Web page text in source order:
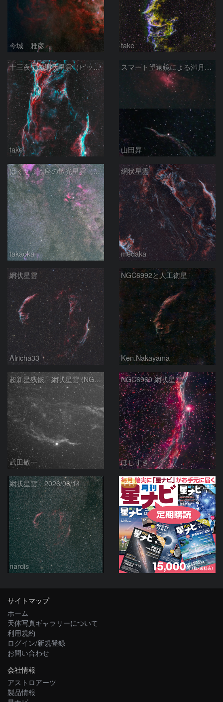
今城 雅彦 take
十三夜での網状星雲（ピッカリングの三角）
take
スマート望遠鏡による満月下の星雲（M16,NGC6960）
山田昇
はくちょう座の散光星雲（１００ｍｍ）
takaoka
網状星雲
medaka
網状星雲
Alricha33
NGC6992と人工衛星
Ken.Nakayama
超新星残骸、網状星雲 (NGC6960)
武田敬一
NGC6960 網状星雲
ほしすき
網状星雲 2026/06/14
nardis
PR
サイトマップ
ホーム
天体写真ギャラリーについて
利用規約
ログイン/新規登録
お問い合わせ
会社情報
アストロアーツ
製品情報